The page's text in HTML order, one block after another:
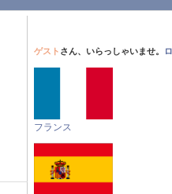
ゲスト さん、いらっしゃいませ。
フランス